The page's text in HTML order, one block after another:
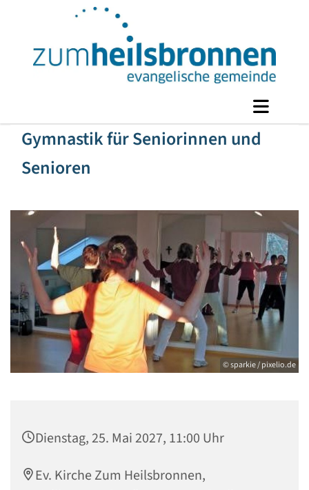
Gymnastik für Seniorinnen und
Senioren
© sparkie / pixelio.de
Dienstag, 25. Mai 2027, 11:00 Uhr
Ev. Kirche Zum Heilsbronnen,